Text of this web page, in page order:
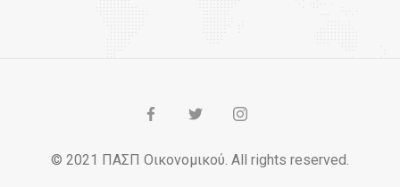
© 2021 ΠΑΣΠ Οικονομικού. All rights reserved.